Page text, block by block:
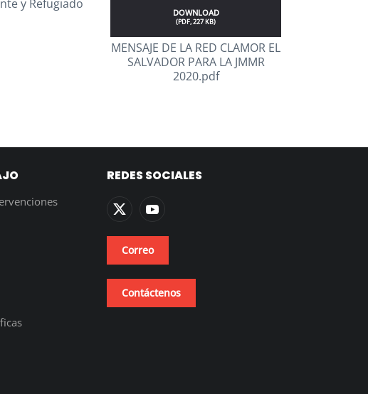
DOWNLOAD
(PDF,227 KB)
MENSAJE DE LA RED CLAMOR EL
SALVADOR PARA LA JMMR
2020.pdf
y Refugiado
REDES SOCIALES
Correo
Contáctenos